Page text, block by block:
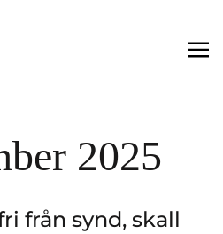
2025
från synd, skall